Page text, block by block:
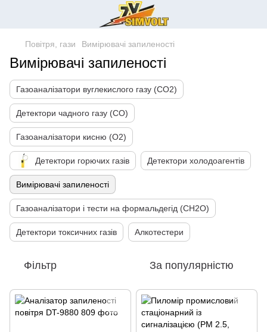
Повітря, гази Вимірювачі запиленості
Вимірювачі запиленості
Газоаналізатори вуглекислого газу (CO2)
Детектори чадного газу (СО)
Газоаналізатори кисню (О2)
Детектори горючих газів Детектори холодоагентів
Вимірювачі запиленості
Газоаналізатори і тести на формальдегід (CH2O)
Детектори токсичних газів Алкотестери
Фільтр За популярністю